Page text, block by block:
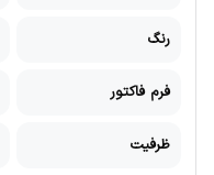
رنگ
فرم فاکتور
ظرفیت